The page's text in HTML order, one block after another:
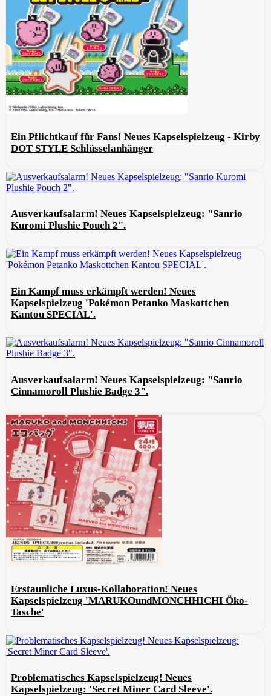
Ein Pflichtkauf für Fans! Neues Kapselspielzeug - Kirby
DOT STYLE Schlüsselanhänger
Ausverkaufsalarm! Neues Kapselspielzeug: "Sanrio
Kuromi Plushie Pouch 2".
Ein Kampf muss erkämpft werden! Neues
Kapselspielzeug 'Pokémon Petanko Maskottchen
Kantou SPECIAL'.
Ausverkaufsalarm! Neues Kapselspielzeug: "Sanrio
Cinnamoroll Plushie Badge 3".
Erstaunliche Luxus-Kollaboration! Neues
Kapselspielzeug 'MARUKOundMONCHHICHI Öko-
Tasche'
Problematisches Kapselspielzeug! Neues
Kapselspielzeug: 'Secret Miner Card Sleeve'.